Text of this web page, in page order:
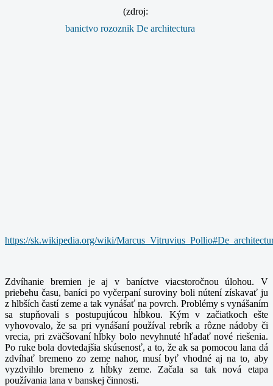
(zdroj:
https://sk.wikipedia.org/wiki/
Zdvíhanie bremien je aj v baníctve viacstoročnou úlohou. V
priebehu času, baníci po vyčerpaní suroviny boli nútení získavať ju
z hlbších častí zeme a tak vynášať na povrch. Problémy s vynášaním
sa stupňovali s postupujúcou hĺbkou. Kým v začiatkoch ešte
vyhovovalo, že sa pri vynášaní používal rebrík a rôzne nádoby či
vrecia, pri zväčšovaní hĺbky bolo nevyhnuté hľadať nové riešenia.
Po ruke bola dovtedajšia skúsenosť, a to, že ak sa pomocou lana dá
zdvíhať bremeno zo zeme nahor, musí byť vhodné aj na to, aby
vyzdvihlo bremeno z hĺbky zeme. Začala sa tak nová etapa
používania lana v banskej činnosti.